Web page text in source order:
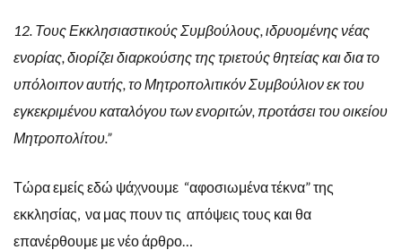
12. Τους Εκκλησιαστικούς Συμβούλους, ιδρυομένης νέας
ενορίας, διορίζει διαρκούσης της τριετούς θητείας και δια το
υπόλοιπον αυτής, το Μητροπολιτικόν Συμβούλιον εκ του
εγκεκριμένου καταλόγου των ενοριτών, προτάσει του οικείου
Μητροπολίτου.”
Τώρα εμείς εδώ ψάχνουμε “αφοσιωμένα τέκνα” της
εκκλησίας, να μας πουν τις απόψεις τους και θα
επανέρθουμε με νέο άρθρο…